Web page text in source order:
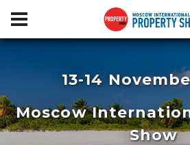
13-14
Moscow
Show